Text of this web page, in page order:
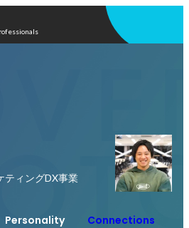
ティングDX事業
Personality Connections